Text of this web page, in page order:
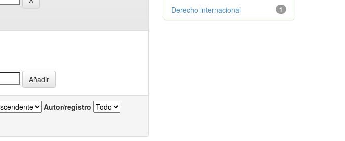
Autor/registro
1
Derecho internacional